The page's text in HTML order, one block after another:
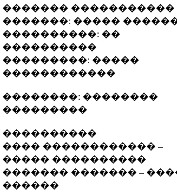
������� �����������
�������: �����
����������: ��
����������
���������: �����
������������
��������: ��������
���������
����������
���� ������������ –
����� ����������
������� ������� –
������